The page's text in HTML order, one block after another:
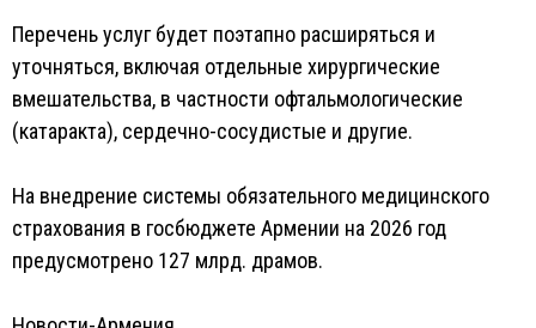
Перечень услуг будет поэтапно расширяться и
уточняться, включая отдельные хирургические
вмешательства, в частности офтальмологические
(катаракта), сердечно-сосудистые и другие.
На внедрение системы обязательного медицинского
страхования в госбюджете Армении на 2026 год
предусмотрено 127 млрд. драмов.